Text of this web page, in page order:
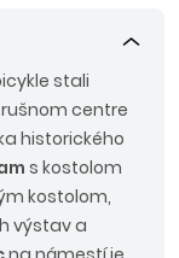
stali
centre
historického
s kostolom
kostolom,
výstav a